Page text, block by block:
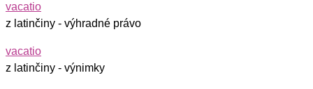
vacatio
z latinčiny - výhradné právo
vacatio
z latinčiny - výnimky